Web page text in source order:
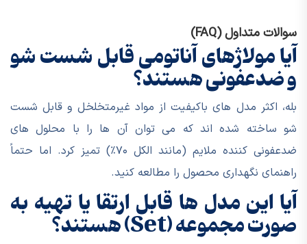
سوالات متداول (FAQ)
آیا مولاژهای آناتومی قابل شست شو
و ضدعفونی هستند؟
بله، اکثر مدل های باکیفیت از مواد غیرمتخلخل و قابل شست
شو ساخته شده اند که می توان آن ها را با محلول های
ضدعفونی کننده ملایم (مانند الکل ۷۰٪) تمیز کرد. اما حتماً
راهنمای نگهداری محصول را مطالعه کنید.
آیا این مدل ها قابل ارتقا یا تهیه به
صورت مجموعه (Set) هستند؟